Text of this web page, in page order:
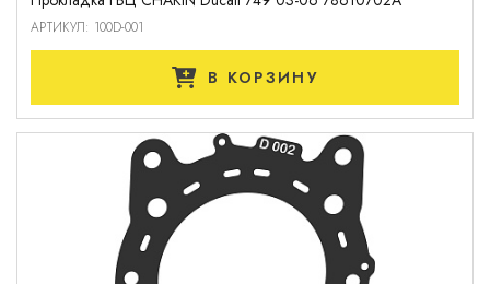
АРТИКУЛ: 100D-001
В КОРЗИНУ